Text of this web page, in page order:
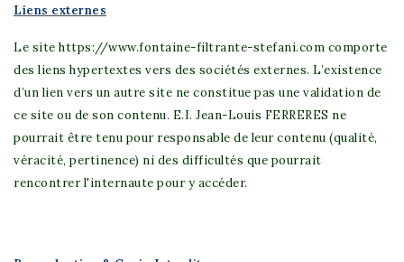
Liens externes
Le site https://www.fontaine-filtrante-stefani.com comporte
des liens hypertextes vers des sociétés externes. L’existence
d’un lien vers un autre site ne constitue pas une validation de
ce site ou de son contenu. E.I. Jean-Louis FERRERES ne
pourrait être tenu pour responsable de leur contenu (qualité,
véracité, pertinence) ni des difficultés que pourrait
rencontrer l'internaute pour y accéder.